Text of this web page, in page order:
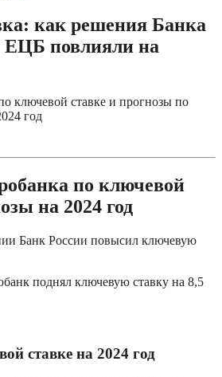
как решения Банка
повлияли на
ключевой ставке и прогнозы по
год
по ключевой
на 2024 год
Банк России повысил ключевую
поднял ключевую ставку на 8,5
ставке на 2024 год